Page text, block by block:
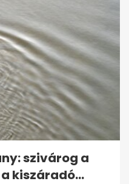
sütött,
szivárog a
kiszáradó...